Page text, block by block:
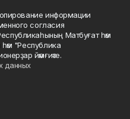
информации
согласия
Матбуғат һәм
һәм "Республика
йәмғиәте.
данных